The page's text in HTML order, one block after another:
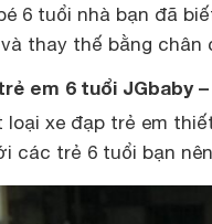
6 tuổi nhà bạn đã
thay thế bằng chân
em 6 tuổi JGbaby –
loại xe đạp trẻ em
các trẻ 6 tuổi bạn